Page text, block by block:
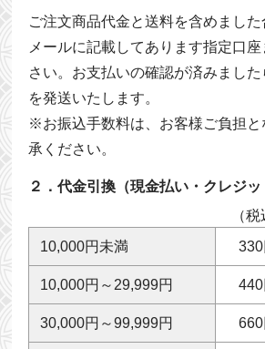
ご注文商品代金と送料を含めまし
メールに記載してあります指定口
さい。お支払いの確認が済みまし
を発送いたします。
※お振込手数料は、お客様ご負担と
承ください。
２．代金引換（現金払い・クレジッ
（税
10,000円未満
330
10,000円～29,999円 440
30,000円～99,999円 660